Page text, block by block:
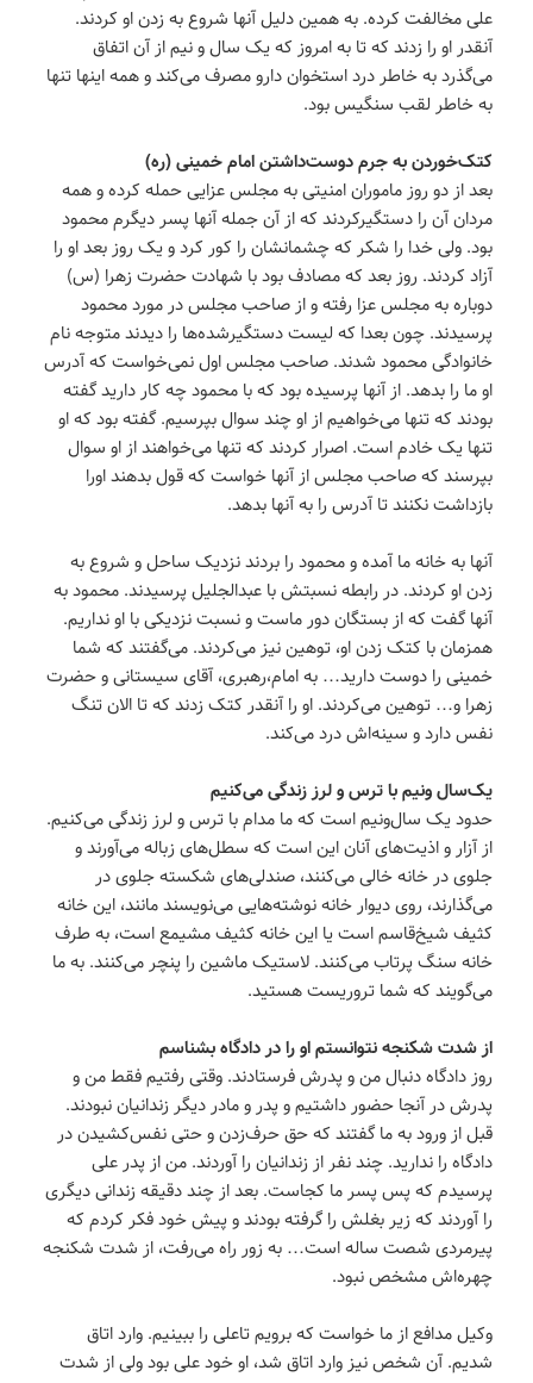
علی مخالفت کرده. به همین دلیل آنها شروع به زدن او کردند.
آنقدر او را زدند که تا به امروز که یک سال و نیم از آن اتفاق
می‌گذرد به خاطر درد استخوان دارو مصرف می‌کند و همه اینها تنها
به خاطر لقب سنگیس بود.
کتک‌خوردن به جرم دوست‌داشتن امام خمینی (ره)
بعد از دو روز ماموران امنیتی به مجلس عزایی حمله کرده و همه
مردان آن را دستگیرکردند که از آن جمله آنها پسر دیگرم محمود
بود. ولی خدا را شکر که چشمانشان را کور کرد و یک روز بعد او را
آزاد کردند. روز بعد که مصادف بود با شهادت حضرت زهرا (س)
دوباره به مجلس عزا رفته و از صاحب مجلس در مورد محمود
پرسیدند. چون بعدا که لیست دستگیرشده‌ها را دیدند متوجه نام
خانوادگی محمود شدند. صاحب مجلس اول نمی‌خواست که آدرس
او ما را بدهد. از آنها پرسیده بود که با محمود چه کار دارید گفته
بودند که تنها می‌خواهیم از او چند سوال بپرسیم. گفته بود که او
تنها یک خادم است. اصرار کردند که تنها می‌خواهند از او سوال
بپرسند که صاحب مجلس از آنها خواست که قول بدهند اورا
بازداشت نکنند تا آدرس را به آنها بدهد.
آنها به خانه ما آمده و محمود را بردند نزدیک ساحل و شروع به
زدن او کردند. در رابطه نسبتش با عبدالجلیل پرسیدند. محمود به
آنها گفت که از بستگان دور ماست و نسبت نزدیکی با او نداریم.
همزمان با کتک زدن او، توهین نیز می‌کردند. می‌گفتند که شما
خمینی را دوست دارید… به امام،رهبری، آقای سیستانی و حضرت
زهرا و… توهین می‌کردند. او را آنقدر کتک زدند که تا الان تنگ
نفس دارد و سینه‌اش درد می‌کند.
یک‌سال ونیم با ترس و لرز زندگی می‌کنیم
حدود یک سال‌و‌نیم است که ما مدام با ترس و لرز زندگی می‌کنیم.
از آزار و اذیت‌های آنان این است که سطل‌های زباله می‌آورند و
جلوی در خانه خالی می‌کنند، صندلی‌های شکسته جلوی در
می‌گذارند، روی دیوار خانه نوشته‌هایی می‌نویسند مانند، این خانه
کثیف شیخ‌قاسم است یا این خانه کثیف مشیمع است، به طرف
خانه سنگ پرتاب می‌کنند. لاستیک ماشین را پنچر می‌کنند. به ما
می‌گویند که شما تروریست هستید.
از شدت شکنجه نتوانستم او را در دادگاه بشناسم
روز دادگاه دنبال من و پدرش فرستادند. وقتی رفتیم فقط من و
پدرش در آنجا حضور داشتیم و پدر و مادر دیگر زندانیان نبودند.
قبل از ورود به ما گفتند که حق حرف‌زدن و حتی نفس‌کشیدن در
دادگاه را ندارید. چند نفر از زندانیان را آوردند. من از پدر علی
پرسیدم که پس پسر ما کجاست. بعد از چند دقیقه زندانی دیگری
را آوردند که زیر بغلش را گرفته بودند و پیش خود فکر کردم که
پیرمردی شصت ساله است… به زور راه می‌رفت، از شدت شکنجه
چهره‌اش مشخص نبود.
وکیل مدافع از ما خواست که برویم تاعلی را ببینیم. وارد اتاق
شدیم. آن شخص نیز وارد اتاق شد، او خود علی بود ولی از شدت